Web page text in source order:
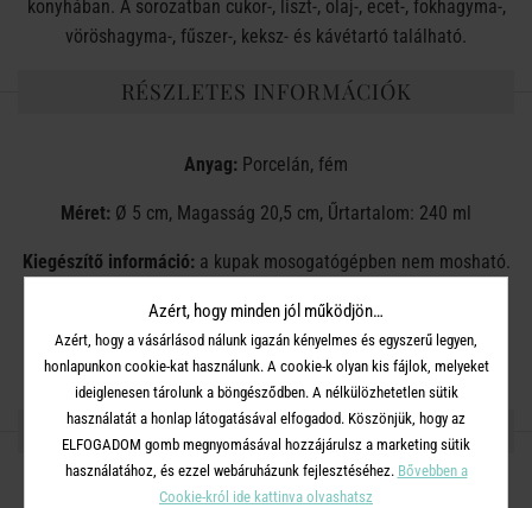
konyhában. A sorozatban cukor-, liszt-, olaj-, ecet-, fokhagyma-,
vöröshagyma-, fűszer-, keksz- és kávétartó található.
RÉSZLETES INFORMÁCIÓK
Anyag: Porcelán, fém
Méret: Ø 5 cm, Magasság 20,5 cm, Űrtartalom: 240 ml
Kiegészítő információ:a kupak mosogatógépben nem mosható.
OSZD MEG MÁSOKKAL!
Azért, hogy minden jól működjön…
Azért, hogy a vásárlásod nálunk igazán kényelmes és egyszerű legyen,
honlapunkon cookie-kat használunk. A cookie-k olyan kis fájlok, melyeket
ideiglenesen tárolunk a böngésződben. A nélkülözhetetlen sütik
használatát a honlap látogatásával elfogadod. Köszönjük, hogy az
ELFOGADOM gomb megnyomásával hozzájárulsz a marketing sütik
használatához, és ezzel webáruházunk fejlesztéséhez. Bővebben a
Cookie-król ide kattinva olvashatsz